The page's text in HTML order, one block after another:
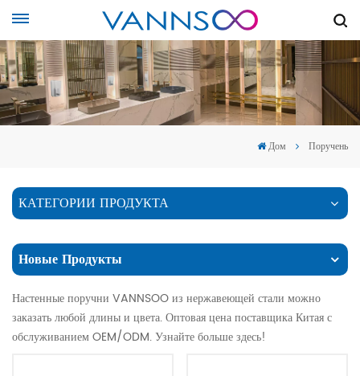
Дом Поручень
КАТЕГОРИИ ПРОДУКТА
Новые Продукты
Настенные поручни VANNSOO из нержавеющей стали можно
заказать любой длины и цвета. Оптовая цена поставщика Китая с
обслуживанием OEM/ODM. Узнайте больше здесь!